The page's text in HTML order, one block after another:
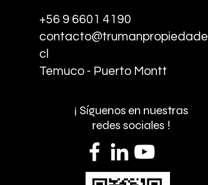
+56 9 6601 4190
cl
Temuco - Puerto Montt
¡ Síguenos en nuestras
redes sociales !